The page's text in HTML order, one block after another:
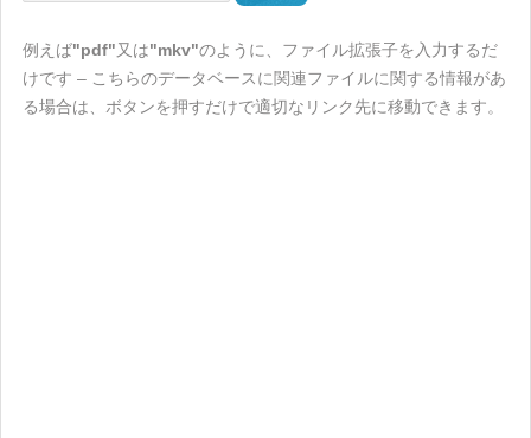
例えば"pdf"又は"mkv"のように、ファイル拡張子を入力するだ
けです – こちらのデータベースに関連ファイルに関する情報があ
る場合は、ボタンを押すだけで適切なリンク先に移動できます。